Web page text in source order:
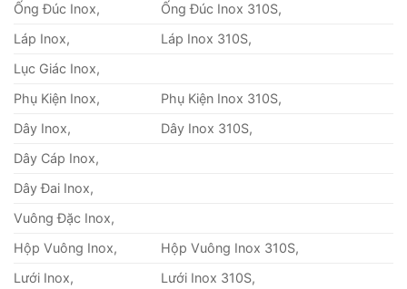
Ống Đúc Inox,
Ống Đúc Inox 310S,
Láp Inox,
Láp Inox 310S,
Lục Giác Inox,
Phụ Kiện Inox,
Phụ Kiện Inox 310S,
Dây Inox,
Dây Inox 310S,
Dây Cáp Inox,
Dây Đai Inox,
Vuông Đặc Inox,
Hộp Vuông Inox,
Hộp Vuông Inox 310S,
Lưới Inox,
Lưới Inox 310S,